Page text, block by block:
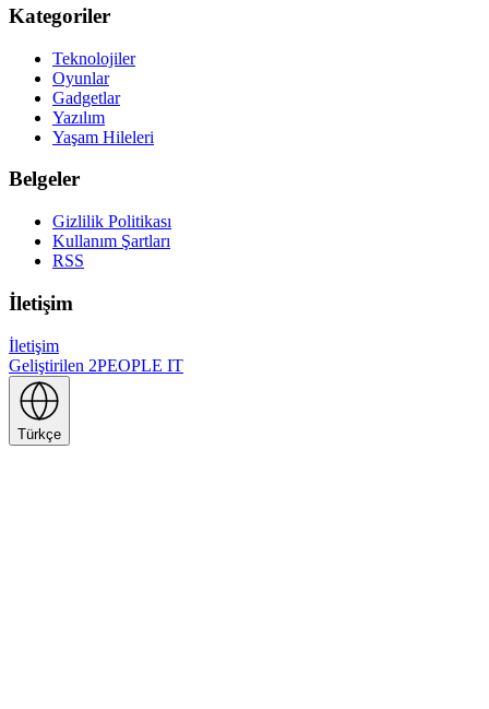
Kategoriler
Teknolojiler
Oyunlar
Gadgetlar
Yazılım
Yaşam Hileleri
Belgeler
Gizlilik Politikası
Kullanım Şartları
RSS
İletişim
İletişim
Geliştirilen 2PEOPLE IT
Türkçe